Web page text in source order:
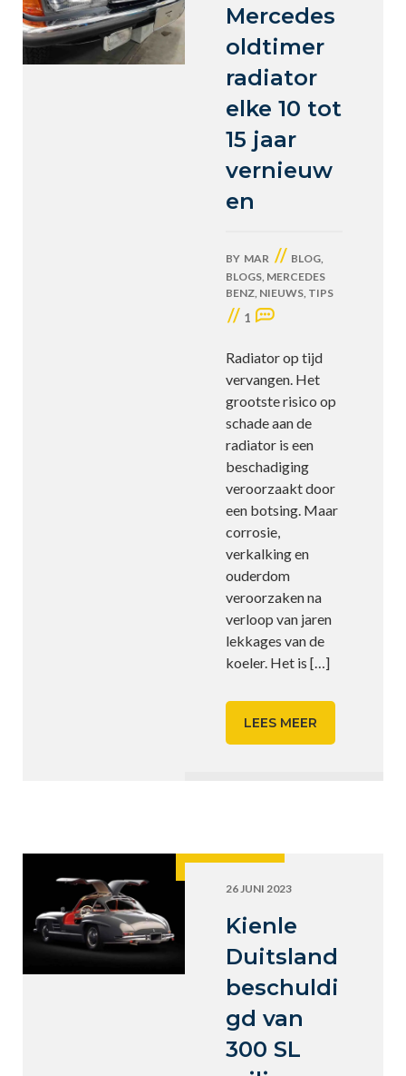
Mercedes
oldtimer
radiator
elke 10 tot
15 jaar
vernieuw
en
BY MAR // BLOG,
BLOGS, MERCEDES
BENZ, NIEUWS, TIPS
// 1
Radiator op tijd
vervangen. Het
grootste risico op
schade aan de
radiator is een
beschadiging
veroorzaakt door
een botsing. Maar
corrosie,
verkalking en
ouderdom
veroorzaken na
verloop van jaren
lekkages van de
koeler. Het is[…]
LEES MEER
26 JUNI 2023
Kienle
Duitsland
beschuldi
gd van
300 SL